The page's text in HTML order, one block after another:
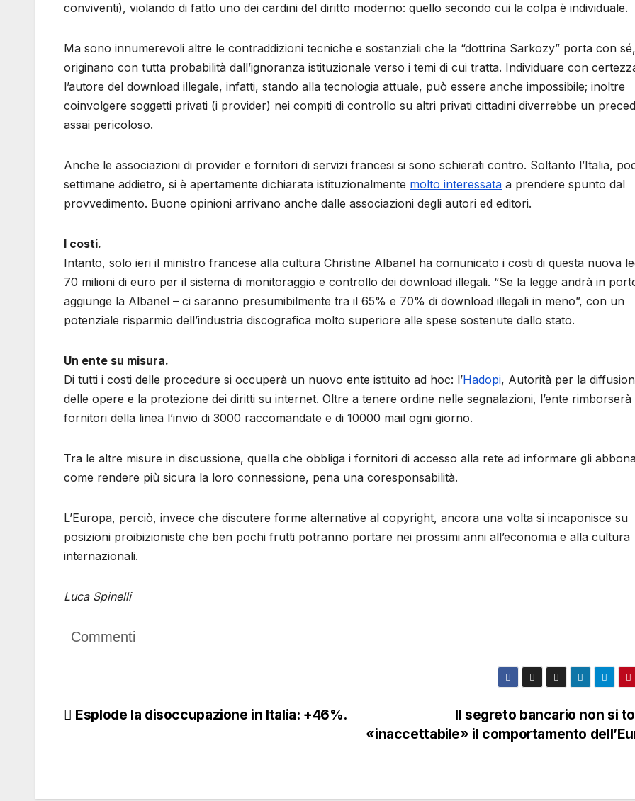
conviventi), violando di fatto uno dei cardini del diritto moderno: quello secondo cui la colpa è individuale.
Ma sono innumerevoli altre le contraddizioni tecniche e sostanziali che la “dottrina Sarkozy” porta con
originano con tutta probabilità dall’ignoranza istituzionale verso i temi di cui tratta. Individuare con
l’autore del download illegale, infatti, stando alla tecnologia attuale, può essere anche impossibile; inoltre
coinvolgere soggetti privati (i provider) nei compiti di controllo su altri privati cittadini diverrebbe un
assai pericoloso.
Anche le associazioni di provider e fornitori di servizi francesi si sono schierati contro. Soltanto l’Italia,
settimane addietro, si è apertamente dichiarata istituzionalmente molto interessata a prendere spunto dal
provvedimento. Buone opinioni arrivano anche dalle associazioni degli autori ed editori.
I costi.
Intanto, solo ieri il ministro francese alla cultura Christine Albanel ha comunicato i costi di questa nuova
70 milioni di euro per il sistema di monitoraggio e controllo dei download illegali. “Se la legge andrà in
aggiunge la Albanel – ci saranno presumibilmente tra il 65% e 70% di download illegali in meno”, con un
potenziale risparmio dell’industria discografica molto superiore alle spese sostenute dallo stato.
Un ente su misura.
Di tutti i costi delle procedure si occuperà un nuovo ente istituito ad hoc: l’Hadopi, Autorità per la
delle opere e la protezione dei diritti su internet. Oltre a tenere ordine nelle segnalazioni, l’ente rimborserà
fornitori della linea l’invio di 3000 raccomandate e di 10000 mail ogni giorno.
Tra le altre misure in discussione, quella che obbliga i fornitori di accesso alla rete ad informare gli
come rendere più sicura la loro connessione, pena una coresponsabilità.
L’Europa, perciò, invece che discutere forme alternative al copyright, ancora una volta si incaponisce su
posizioni proibizioniste che ben pochi frutti potranno portare nei prossimi anni all’economia e alla cultura
internazionali.
Luca Spinelli
Commenti
Navigazione
Il segreto bancario non si
«inaccettabile» il comportamento
Esplode la disoccupazione in Italia: +46%.